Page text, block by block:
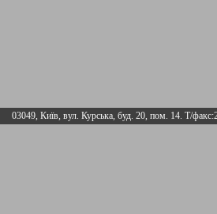
03049, Київ, вул. Курська, буд. 20, пом. 14. Т/